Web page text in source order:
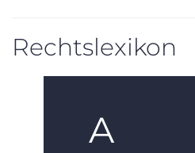
Rechtslexikon
A